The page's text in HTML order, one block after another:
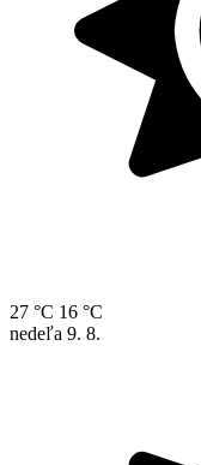
27 °C 16 °C
nedeľa 9. 8.